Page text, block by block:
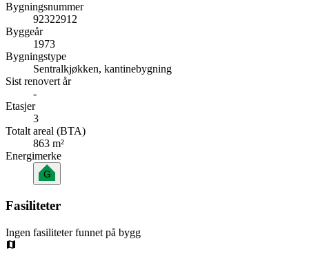
Bygningsnummer
92322912
Byggeår
1973
Bygningstype
Sentralkjøkken, kantinebygning
Sist renovert år
-
Etasjer
3
Totalt areal (BTA)
863 m²
Energimerke
G
Fasiliteter
Ingen fasiliteter funnet på bygg